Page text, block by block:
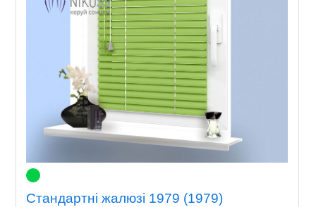
Стандартні жалюзі 1979 (1979)